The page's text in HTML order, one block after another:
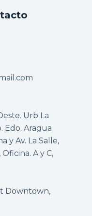
Urb La
Edo. Aragua
y Av. La Salle,
A y C,
Downtown,